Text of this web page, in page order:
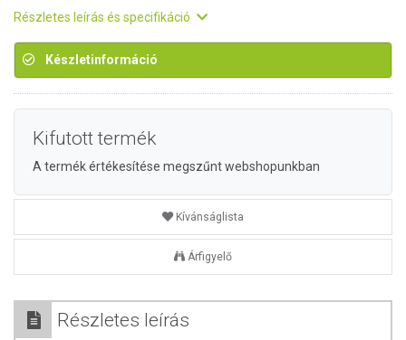
Részletes leírás és specifikáció
Készletinformáció
Kifutott termék
A termék értékesítése megszűnt webshopunkban
Kívánságlista
Árfigyelő
Részletes leírás